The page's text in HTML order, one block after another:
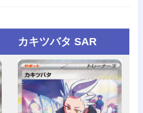
カキツバタ SAR